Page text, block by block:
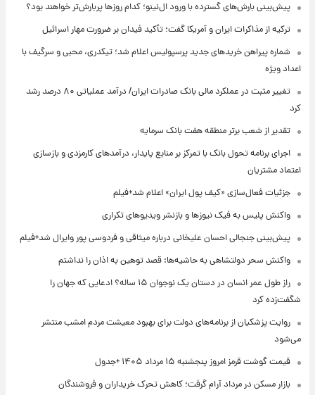
پیش‌بینی بارش‌های گسترده با ورود ال‌نینو؛ کدام روزها پربارش‌تر خواهند بود؟
ترکیه از مذاکرات ایران و آمریکا گفت؛ تأکید فیدان بر ضرورت مهار اسرائیل
شماره پیراهن خریدهای جدید پرسپولیس اعلام شد؛ تیکدری، محبی و سرگیف با
اعداد ویژه
تغییر مثبت در عملکرد مالی بانک صادرات ایران/ درآمد عملیاتی ۸۰ درصد رشد
کرد
تقدیر از شعب برتر منطقه هفت بانک سرمایه
اجرای برنامه تحول بانک با تمرکز بر منابع پایدار، درآمدهای کارمزدی و بازسازی
اعتماد مشتریان
جزئیات فعال‌سازی «کیف پول ایران» اعلام شد+فیلم
واکنش پلیس به فیک نیوزها و بازنشر ویدیوهای تکراری
پیش‌بینی جنجالی احسان علیخانی درباره میثاقی و فردوسی پور وایرال شد+فیلم
واکنش سحر دولتشاهی به حاشیه‌ها: قصد توهین به اذان را نداشتم
راز طول عمر انسان در دستان یک نوجوان ۱۵ ساله؟ ادعایی که جهان را
شگفت‌زده کرد
روایت پزشکیان از برنامه‌های دولت برای بهبود معیشت مردم امشب منتشر
می‌شود
قیمت گوشت قرمز امروز پنجشنبه ۱۵ مرداد ۱۴۰۵ +جدول
بازار مسکن در مرداد آرام گرفت؛ کاهش تحرک خریداران و فروشندگان